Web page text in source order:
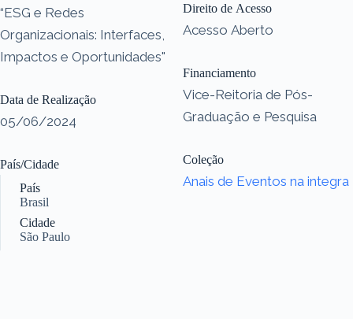
“ESG e Redes
Organizacionais: Interfaces,
Impactos e Oportunidades"
Data de Realização
05/06/2024
País/Cidade
País
Brasil
Cidade
São Paulo
Direito de Acesso
Acesso Aberto
Financiamento
Vice-Reitoria de Pós-
Graduação e Pesquisa
Coleção
Anais de Eventos na integra